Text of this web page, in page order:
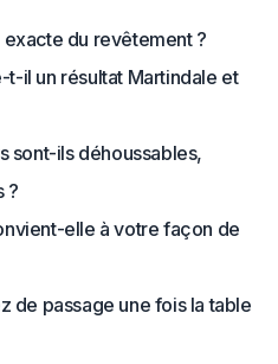
du revêtement ?
il un résultat Martindale et
sont-ils déhoussables,
?
elle à votre façon de
de passage une fois la table